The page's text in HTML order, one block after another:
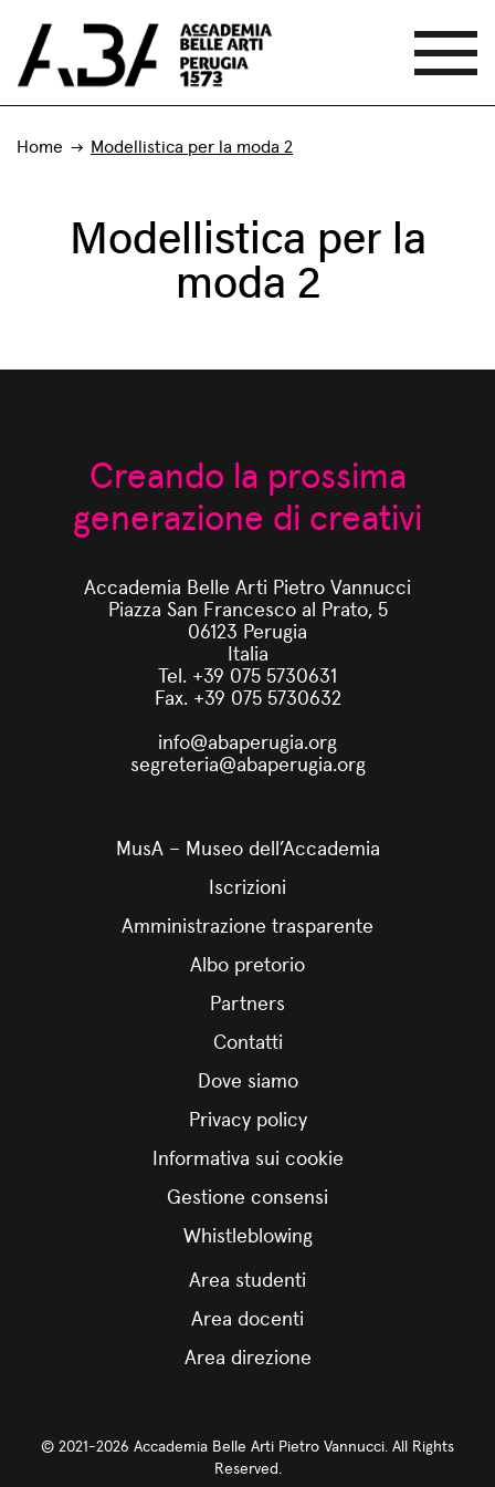
Home Modellistica per la moda 2
Modellistica per la
moda 2
Creando la prossima
generazione di creativi
Accademia Belle Arti Pietro Vannucci
Piazza San Francesco al Prato, 5
06123 Perugia
Italia
Tel. +39 075 5730631
Fax. +39 075 5730632
info@abaperugia.org
segreteria@abaperugia.org
MusA – Museo dell’Accademia
Iscrizioni
Amministrazione trasparente
Albo pretorio
Partners
Contatti
Dove siamo
Privacy policy
Informativa sui cookie
Gestione consensi
Whistleblowing
Area studenti
Area docenti
Area direzione
© 2021-2026 Accademia Belle Arti Pietro Vannucci. All Rights
Reserved.